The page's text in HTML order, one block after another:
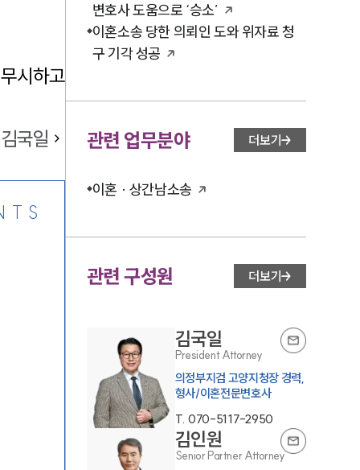
시하고
김국일
변호사 도움으로 ‘승소’
이혼소송 당한 의뢰인 도와 위자료 청
구 기각 성공
관련 업무분야 더보기
이혼 · 상간남소송
관련 구성원 더보기
김국일
President Attorney
의정부지검 고양지청장 경력,
형사/이혼전문변호사
T. 070-5117-2950
김인원
Senior Partner Attorney